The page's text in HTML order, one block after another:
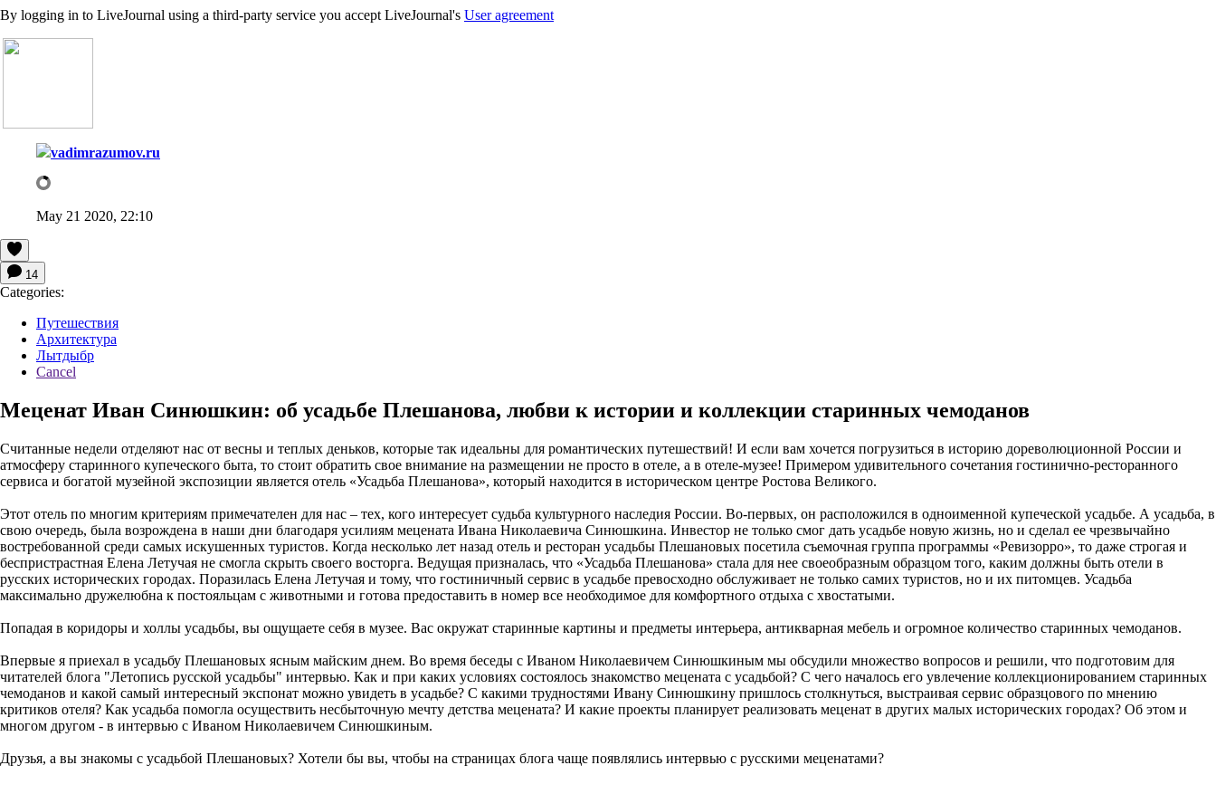
By logging in to LiveJournal using a third-party service you accept LiveJournal's User agreement
vadimrazumov.ru
May 21 2020, 22:10
14
Categories:
Путешествия
Архитектура
Лытдыбр
Cancel
Меценат Иван Синюшкин: об усадьбе Плешанова, любви к истории и коллекции старинных чемоданов
Считанные недели отделяют нас от весны и теплых деньков, которые так идеальны для романтических путешествий! И если вам хочется погрузиться в историю дореволюционной России и
атмосферу старинного купеческого быта, то стоит обратить свое внимание на размещении не просто в отеле, а в отеле-музее! Примером удивительного сочетания гостинично-ресторанного
сервиса и богатой музейной экспозиции является отель «Усадьба Плешанова», который находится в историческом центре Ростова Великого.
Этот отель по многим критериям примечателен для нас – тех, кого интересует судьба культурного наследия России. Во-первых, он расположился в одноименной купеческой усадьбе. А усадьба, в
свою очередь, была возрождена в наши дни благодаря усилиям мецената Ивана Николаевича Синюшкина. Инвестор не только смог дать усадьбе новую жизнь, но и сделал ее чрезвычайно
востребованной среди самых искушенных туристов. Когда несколько лет назад отель и ресторан усадьбы Плешановых посетила съемочная группа программы «Ревизорро», то даже строгая и
беспристрастная Елена Летучая не смогла скрыть своего восторга. Ведущая призналась, что «Усадьба Плешанова» стала для нее своеобразным образцом того, каким должны быть отели в
русских исторических городах. Поразилась Елена Летучая и тому, что гостиничный сервис в усадьбе превосходно обслуживает не только самих туристов, но и их питомцев. Усадьба
максимально дружелюбна к постояльцам с животными и готова предоставить в номер все необходимое для комфортного отдыха с хвостатыми.
Попадая в коридоры и холлы усадьбы, вы ощущаете себя в музее. Вас окружат старинные картины и предметы интерьера, антикварная мебель и огромное количество старинных чемоданов.
Впервые я приехал в усадьбу Плешановых ясным майским днем. Во время беседы с Иваном Николаевичем Синюшкиным мы обсудили множество вопросов и решили, что подготовим для
читателей блога "Летопись русской усадьбы" интервью. Как и при каких условиях состоялось знакомство мецената с усадьбой? С чего началось его увлечение коллекционированием старинных
чемоданов и какой самый интересный экспонат можно увидеть в усадьбе? С какими трудностями Ивану Синюшкину пришлось столкнуться, выстраивая сервис образцового по мнению
критиков отеля? Как усадьба помогла осуществить несбыточную мечту детства мецената? И какие проекты планирует реализовать меценат в других малых исторических городах? Об этом и
многом другом - в интервью с Иваном Николаевичем Синюшкиным.
Друзья, а вы знакомы с усадьбой Плешановых? Хотели бы вы, чтобы на страницах блога чаще появлялись интервью с русскими меценатами?